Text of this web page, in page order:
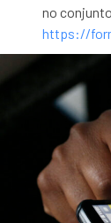
no
https://